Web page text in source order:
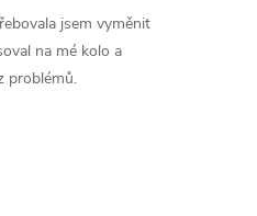
jsem vyměnit
na mé kolo a
problémů.